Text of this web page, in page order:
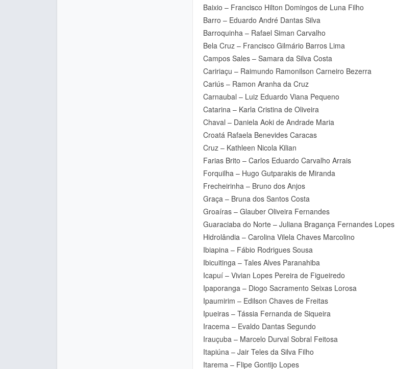
Baixio – Francisco Hilton Domingos de Luna Filho
Barro – Eduardo André Dantas Silva
Barroquinha – Rafael Siman Carvalho
Bela Cruz – Francisco Gilmário Barros Lima
Campos Sales – Samara da Silva Costa
Caririaçu – Raimundo Ramonilson Carneiro Bezerra
Cariús – Ramon Aranha da Cruz
Carnaubal – Luiz Eduardo Viana Pequeno
Catarina – Karla Cristina de Oliveira
Chaval – Daniela Aoki de Andrade Maria
Croatá Rafaela Benevides Caracas
Cruz – Kathleen Nicola Kilian
Farias Brito – Carlos Eduardo Carvalho Arrais
Forquilha – Hugo Gutparakis de Miranda
Frecheirinha – Bruno dos Anjos
Graça – Bruna dos Santos Costa
Groaíras – Glauber Oliveira Fernandes
Guaraciaba do Norte – Juliana Bragança Fernandes Lopes
Hidrolândia – Carolina Vilela Chaves Marcolino
Ibiapina – Fábio Rodrigues Sousa
Ibicuitinga – Tales Alves Paranahiba
Icapuí – Vivian Lopes Pereira de Figueiredo
Ipaporanga – Diogo Sacramento Seixas Lorosa
Ipaumirim – Edilson Chaves de Freitas
Ipueiras – Tássia Fernanda de Siqueira
Iracema – Evaldo Dantas Segundo
Irauçuba – Marcelo Durval Sobral Feitosa
Itapiúna – Jair Teles da Silva Filho
Itarema – Flipe Gontijo Lopes